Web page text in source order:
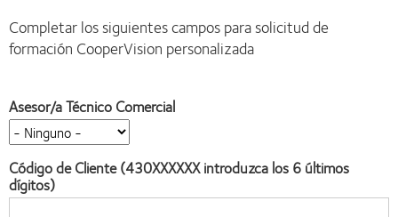
Completar los siguientes campos para solicitud de
formación CooperVision personalizada
Asesor/a Técnico Comercial
Código de Cliente (430XXXXXX introduzca los 6 últimos
dígitos)